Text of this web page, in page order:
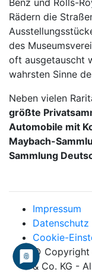
Benz und Rolls-
Rädern die
des
oft ausgetauscht
wahrsten Sinne
Neben vielen
größte
Automobile mit
Maybach-
Sammlung
Impressum
Datenschutz
Cookie-
© Copyright
& Co. KG -